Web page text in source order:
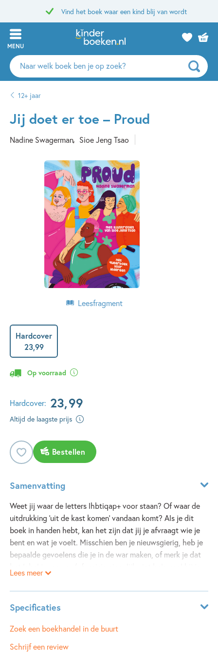
Vind het boek waar een kind blij van wordt
MENU
Zoeken
naar
auteurs
uitgevers
12+ jaar
Jij doet er toe – Proud
Nadine Swagerman Sioe Jeng Tsao
Leesfragment
Hardcover
23,99
Op voorraad
Hardcover: 23,99
Altijd de laagste prijs
Bestellen
Samenvatting
Weet jij waar de letters lhbtiqap+ voor staan? Of waar de
uitdrukking ‘uit de kast komen’ vandaan komt? Als je dit
boek in handen hebt, kan het zijn dat jij je afvraagt wie je
bent en wat je voelt. Misschien ben je nieuwsgierig, heb je
bepaalde gevoelens die je in de war maken, of merk je dat
past. Als je ouder wordt, kan je steeds meer vragen krijgen
over je genderidentiteit of seksuele voorkeur. Proud biedt
antwoord op al die vragen en is voor iedereen die meer wil
weten over queer zijn. Je maakt onder andere kennis met
belangrijke termen en labels, leest over seks en relaties,
Bovendien staat het boordevol tips en herkenbare verhalen
Lees meer
Specificaties
ISBN: 9789020652635
NUR:
Zoek een boekhandel in de buurt
Schrijf een review